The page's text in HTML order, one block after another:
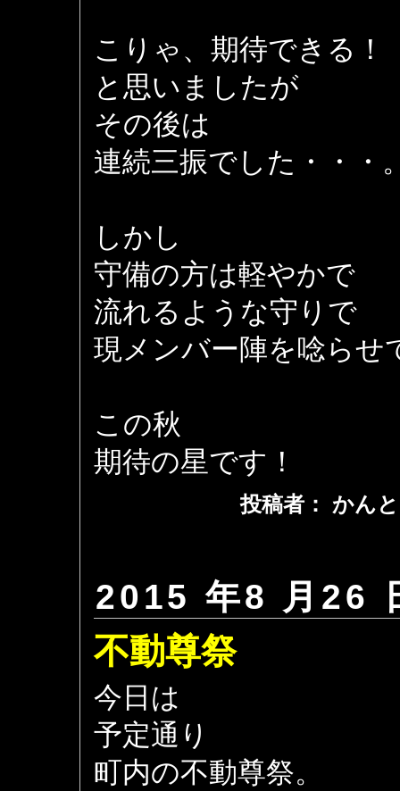
こりゃ、期待できる！
と思いましたが
その後は
連続三振でした・・・
しかし
守備の方は軽やかで
流れるような守りで
現メンバー陣を唸らせ
この秋
期待の星です！
投稿者： かん
2015 年8 月26
不動尊祭
今日は
予定通り
町内の不動尊祭。